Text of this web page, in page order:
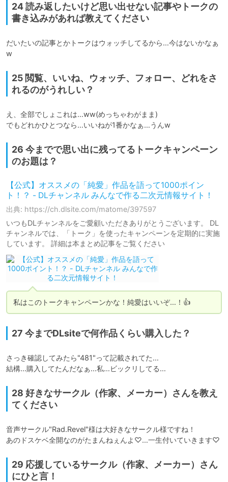
24 読み返したいけど思い出せない記事やトークの
書き込みがあれば教えてください
だいたいの記事とかトークはウォッチしてるから…今はないかなぁ
w
25 閲覧、いいね、ウォッチ、フォロー、どれをさ
れるのがうれしい？
え、全部でしょこれは…ww(めっちゃわがまま)
でもどれかひとつなら…いいねが1番かなぁ…うんw
26 今までで思い出に残ってるトークキャンペーン
のお題は？
【公式】オススメの「純愛」作品を語って1000ポイン
ト！？ - DLチャンネル みんなで作る二次元情報サイト！
出典: https://ch.dlsite.com/matome/397597
いつもDLチャンネルをご愛顧いただきありがとうございます。 DL
チャンネルでは、「トーク」を使ったキャンペーンを定期的に実施
しています。 詳細は本まとめ記事をご覧ください
私はこのトークキャンペーンかな！純愛はいいぞ…！👍
27 今までDLsiteで何作品くらい購入した？
さっき確認してみたら"481"って記載されてた…
結構…購入してたんだなぁ…私…ビックリしてる…
28 好きなサークル（作家、メーカー）さんを教え
てください
音声サークル"Rad.Revel"様は大好きなサークル様ですね！
あのドスケベ全開なのがたまんねぇんよ♡…一生付いていきます♡
29 応援しているサークル（作家、メーカー）さん
にひと言！